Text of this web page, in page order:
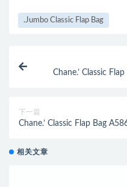
.Jumbo Classic Flap Bag
Chane.’ Classic
下一篇
Chane.’ Classic Flap Bag
相关文章